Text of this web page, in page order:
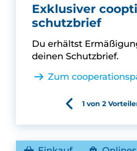
ATR
Exklusiver
schutzbrief
Du erhältst
deinen Schutzbrief.
Zum
1 von 2